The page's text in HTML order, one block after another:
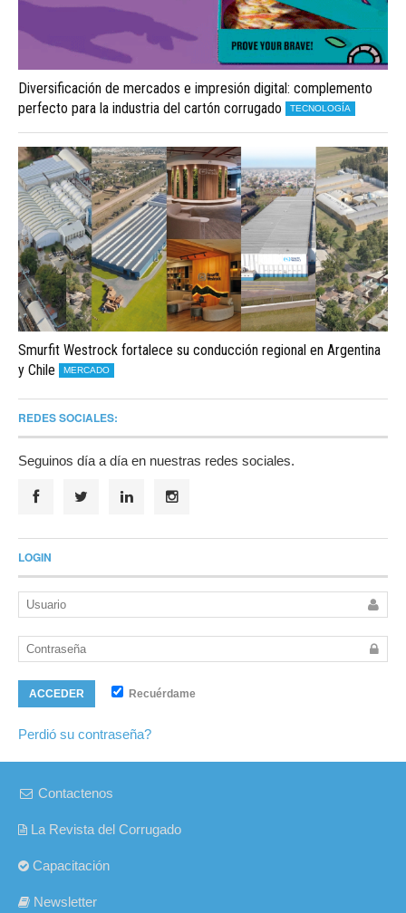
Diversificación de mercados e impresión digital: complemento
perfecto para la industria del cartón corrugado
TECNOLOGÍA
Smurfit Westrock fortalece su conducción regional en Argentina
y Chile
MERCADO
REDES SOCIALES:
Seguinos día a día en nuestras redes sociales.
LOGIN
ACCEDER Recuérdame
Perdió su contraseña?
Contactenos
La Revista del Corrugado
Capacitación
Newsletter